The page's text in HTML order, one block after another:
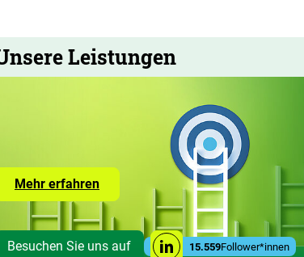
Leistungen
Mehr erfahrenZur
Seite
mit
den
Leistungen
der
Besuchen Sie uns auf
Social
Linkedin
15.559Follower*innen